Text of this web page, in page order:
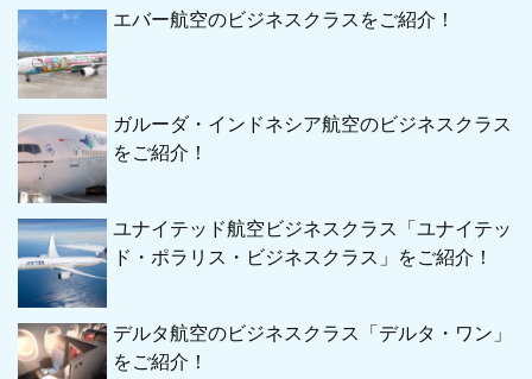
エバー航空のビジネスクラスをご紹介！
ガルーダ・インドネシア航空のビジネスクラス
をご紹介！
ユナイテッド航空ビジネスクラス「ユナイテッ
ド・ポラリス・ビジネスクラス」をご紹介！
デルタ航空のビジネスクラス「デルタ・ワン」
をご紹介！